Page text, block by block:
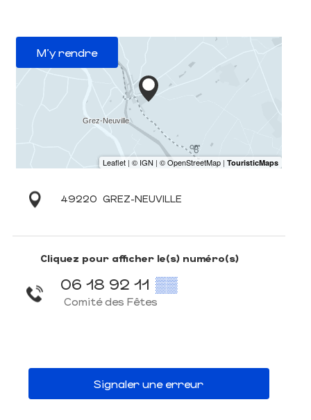
M'y rendre
49220 GREZ-NEUVILLE
Cliquez pour afficher le(s) numéro(s)
06 18 92 11 ▒▒
Comité des Fêtes
Signaler une erreur